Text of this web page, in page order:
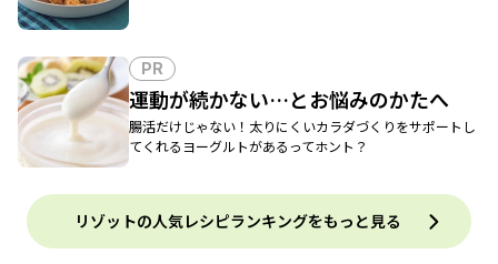
PR
運動が続かない…とお悩みのかたへ
腸活だけじゃない！太りにくいカラダづくりをサポートし
てくれるヨーグルトがあるってホント？
リゾットの人気レシピランキングをもっと見る